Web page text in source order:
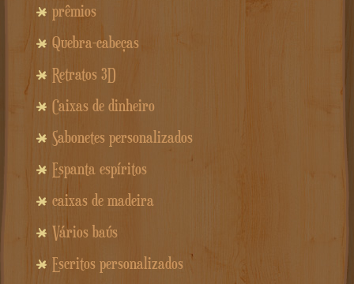
prêmios
Quebra-cabeças
Retratos 3D
Caixas de dinheiro
Sabonetes personalizados
Espanta espíritos
caixas de madeira
Vários baús
Escritos personalizados